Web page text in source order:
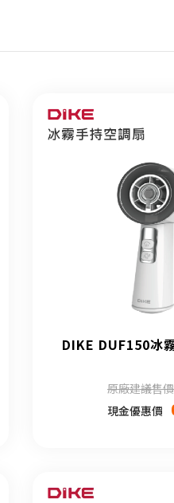
DIKE DUF150冰
原廠建議售
現金優惠價